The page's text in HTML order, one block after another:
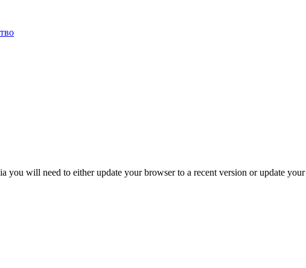
you will need to either update your browser to a recent version or update your